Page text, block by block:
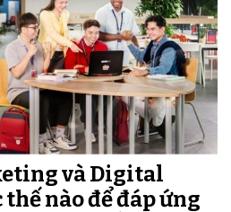
và Digital
nào để đáp ứng